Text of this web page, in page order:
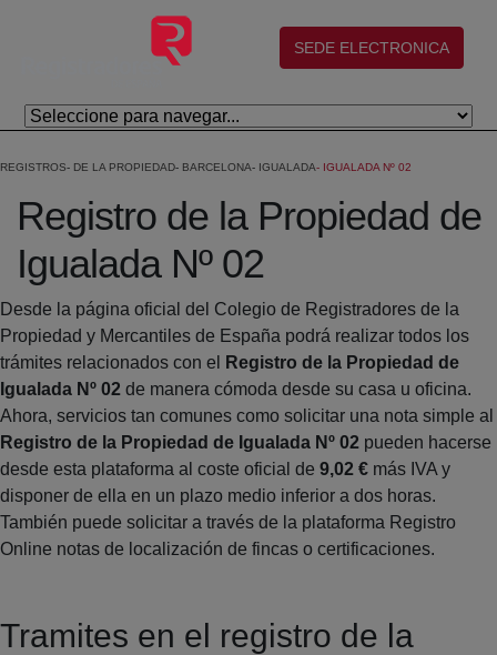
Salta al contingut principal
(abre en nueva ventana)
SEDE ELECTRONICA
REGISTROS DE LA PROPIEDAD BARCELONA IGUALADA IGUALADA Nº 02
Registro de la Propiedad de
Igualada Nº 02
Desde la página oficial del Colegio de Registradores de la
Propiedad y Mercantiles de España podrá realizar todos los
trámites relacionados con el
Registro de la Propiedad de
Igualada Nº 02 de manera cómoda desde su casa u oficina.
Ahora, servicios tan comunes como solicitar una nota simple al
Registro de la Propiedad de Igualada Nº 02 pueden hacerse
desde esta plataforma al coste oficial de 9,02 € más IVA y
disponer de ella en un plazo medio inferior a dos horas.
También puede solicitar a través de la plataforma Registro
Online notas de localización de fincas o certificaciones.
Tramites en el registro de la